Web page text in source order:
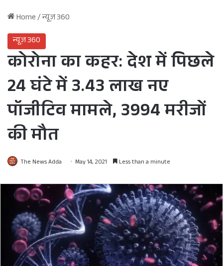
Home/न्यूज़ 360
न्यूज़ 360
कोरोना का कहर: देश में पिछले
24 घंटे में 3.43 लाख नए
पॉजीटिव मामले, 3994 मरीजों
की मौत
The News Adda May 14, 2021 Less than a minute